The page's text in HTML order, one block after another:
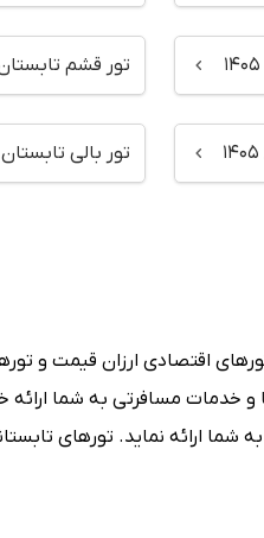
تور قشم تابستان
تور بالی تابستان ۱۴۰۵
اقتصادی ارزان قیمت و
و خدمات مسافرتی به شما
به شما ارائه نماید. تورهای